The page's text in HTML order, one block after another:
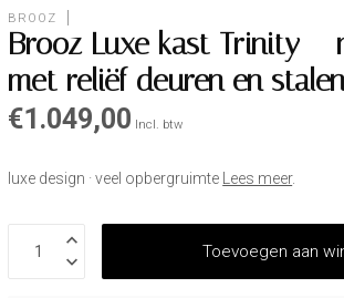
BROOZ
Brooz Luxe kast Trinity –
met reliëf deuren en
€1.049,00 Incl. btw
luxe design · veel opbergruimte Lees meer.
Toevoegen aan